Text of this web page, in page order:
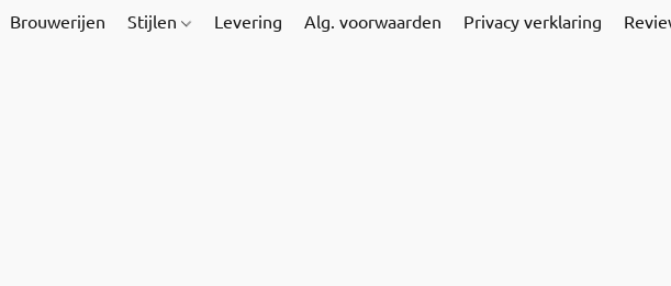
Brouwerijen Stijlen Levering Alg. voorwaarden Privacy verklaring